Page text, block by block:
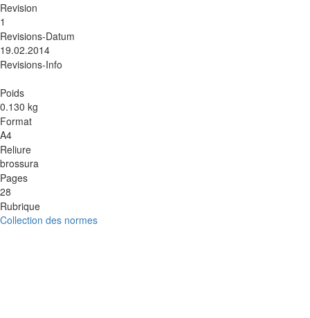
Revision
1
Revisions-Datum
19.02.2014
Revisions-Info
Poids
0.130 kg
Format
A4
Reliure
brossura
Pages
28
Rubrique
Collection des normes